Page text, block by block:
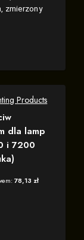
zmierzony
Products
dla lamp
i 7200
78,13 zł